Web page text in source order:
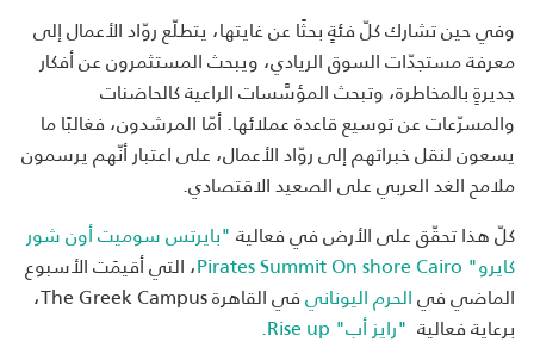
وفي حين تشارك كلّ فئةٍ بحثًا عن غايتها، يتطلّع روّاد الأعمال إلى
معرفة مستجدّات السوق الريادي، ويبحث المستثمرون عن أفكار
جديرةٍ بالمخاطرة، وتبحث المؤسَّسات الراعية كالحاضنات
والمسرّعات عن توسيع قاعدة عملائها. أمّا المرشدون، فغالبًا ما
يسعون لنقل خبراتهم إلى روّاد الأعمال، على اعتبار أنّهم يرسمون
ملامح الغد العربي على الصعيد الاقتصادي.
كلّ هذا تحقّق على الأرض في فعالية"بايرتس سوميت أون شور
كايرو" Pirates Summit On shore Cairo
، التي أقيمَت الأسبوع
الماضي فيالحرم اليوناني
في القاهرة The Greek Campus،
برعاية فعالية "رايز أب" Rise up.